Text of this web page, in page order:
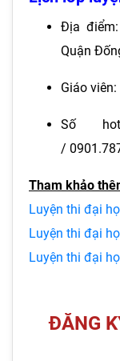
Địa
Quận
Giáo
Số
/
Tham khảo
Luyện thi đại
Luyện thi đại
Luyện thi đại
ĐĂNG